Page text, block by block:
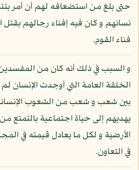
حتى بلغ من استضعافه لهم أن أمر
نسائهم و كان فيه إفناء رجالهم بقتل
فناء القوم.
و السبب في ذلك أنه كان من
الخلقة العامة التي أوجدت الإنسان
بين شعب و شعب من الشعوب
يهديهم إلى حياة اجتماعية بالتمتع
الأرضية و لكل ما يعادل قيمته في
في التعاون.